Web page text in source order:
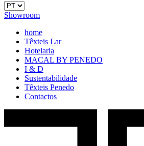
Showroom
home
Têxteis Lar
Hotelaria
MACAL BY PENEDO
I & D
Sustentabilidade
Têxteis Penedo
Contactos